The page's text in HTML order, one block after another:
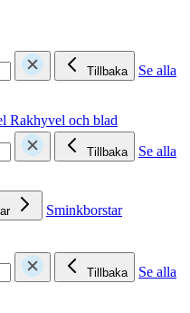
Tillbaka
Se alla
Rakhyvel och blad
Tillbaka
Se alla
Sminkborstar
Tillbaka
Se alla